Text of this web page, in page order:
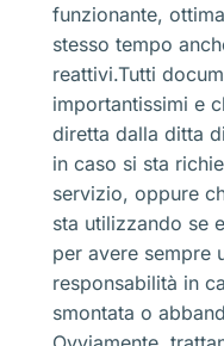
funzionante,
stesso tempo
reattivi.Tutti
importantissimi e
diretta dalla ditta di
in caso si sta
servizio, oppure
sta utilizzando se
per avere sempre
responsabilità in
smontata o